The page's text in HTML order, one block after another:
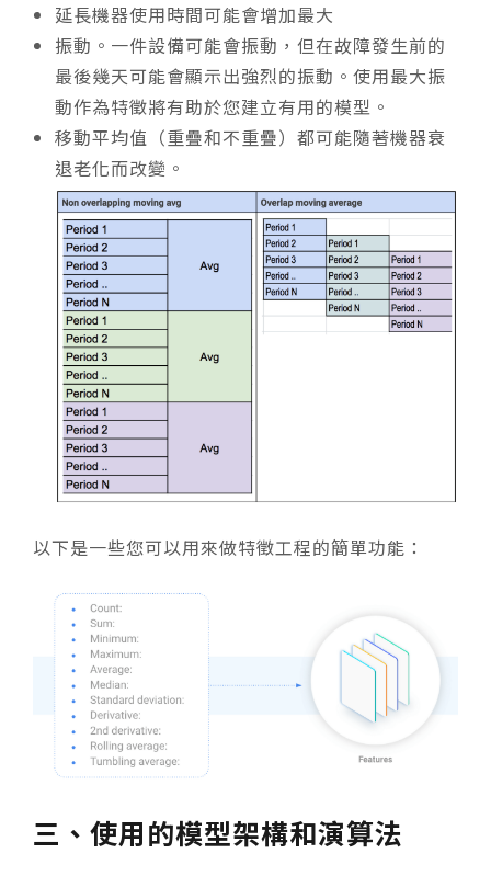
延長機器使用時間可能會增加最大
振動。一件設備可能會振動，但在故障發生前的
最後幾天可能會顯示出強烈的振動。使用最大振
動作為特徵將有助於您建立有用的模型。
移動平均值（重疊和不重疊）都可能隨著機器衰
退老化而改變。
以下是一些您可以用來做特徵工程的簡單功能：
三、使用的模型架構和演算法